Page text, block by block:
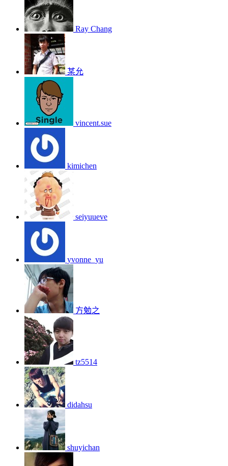
Ray Chang
某允
vincent.sue
kimichen
seiyuueve
yvonne_yu
方勉之
tz5514
didahsu
shuyichan